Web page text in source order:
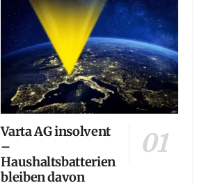
Varta AG insolvent
–
Haushaltsbatterien
bleiben davon